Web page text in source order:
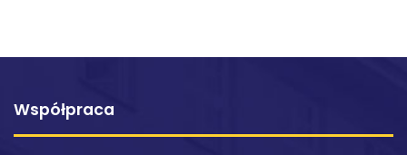
Współpraca